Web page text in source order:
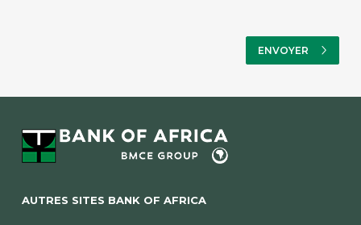
AUTRES SITES BANK OF AFRICA